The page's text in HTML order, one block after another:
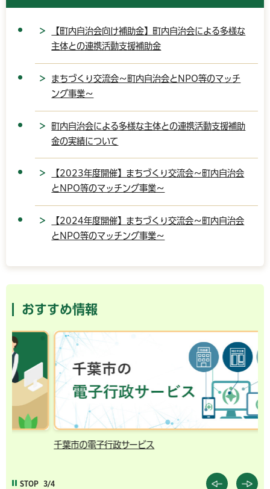
【町内自治会向け補助金】町内自治会による多様な
主体との連携活動支援補助金
まちづくり交流会～町内自治会とNPO等のマッチ
ング事業～
町内自治会による多様な主体との連携活動支援補助
金の実績について
【2023年度開催】まちづくり交流会～町内自治会
とNPO等のマッチング事業～
【2024年度開催】まちづくり交流会～町内自治会
とNPO等のマッチング事業～
おすすめ情報
千葉市の電子行政サービス
STOP 3/4